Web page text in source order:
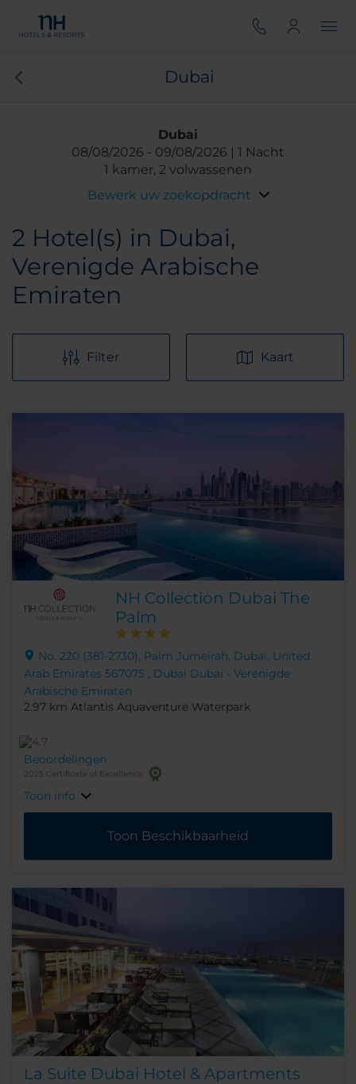
Dubai
Dubai
08/08/2026
09/08/2026
1 Nacht
1 kamer, 2 volwassenen
Bewerk uw zoekopdracht
2 Hotel(s) in Dubai,
Verenigde Arabische
Emiraten
Filter Kaart
NH Collection Dubai The
Palm
No. 220 (381-2730), Palm Jumeirah, Dubai, United
Arab Emirates 567075 , Dubai Dubai - Verenigde
Arabische Emiraten
2.97 km Atlantis Aquaventure Waterpark
Beoordelingen
2025 Certificate of Excellence
Toon info
Toon Beschikbaarheid
La Suite Dubai Hotel & Apartments